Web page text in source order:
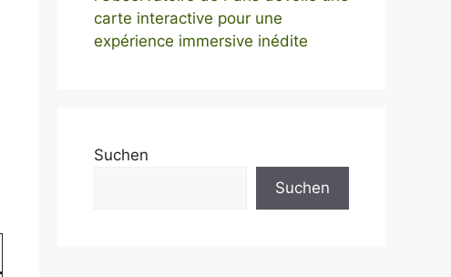
carte interactive pour une
expérience immersive inédite
Suchen
Suchen